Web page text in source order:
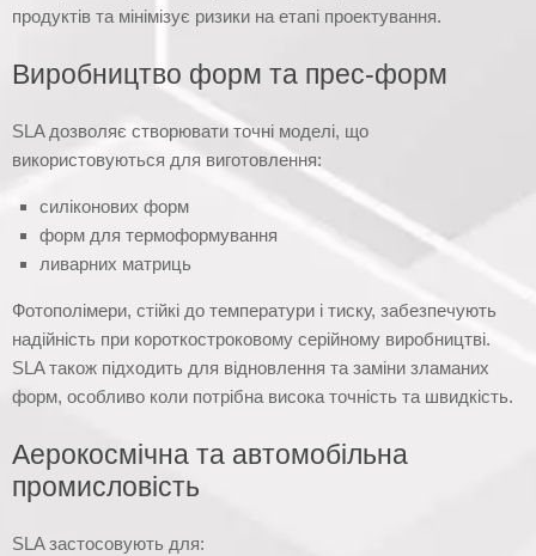
продуктів та мінімізує ризики на етапі проектування.
Виробництво форм та прес-форм
SLA дозволяє створювати точні моделі, що
використовуються для виготовлення:
силіконових форм
форм для термоформування
ливарних матриць
Фотополімери, стійкі до температури і тиску, забезпечують
надійність при короткостроковому серійному виробництві.
SLA також підходить для відновлення та заміни зламаних
форм, особливо коли потрібна висока точність та швидкість.
Аерокосмічна та автомобільна
промисловість
SLA застосовують для: